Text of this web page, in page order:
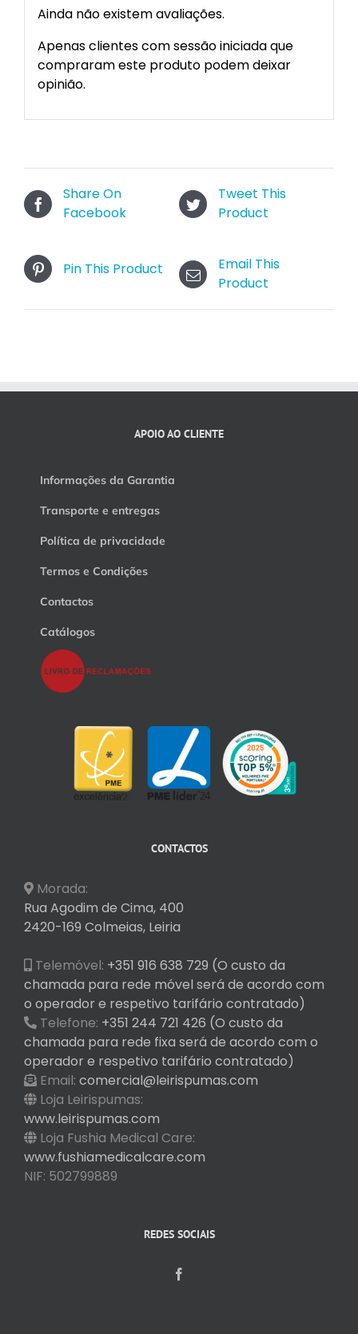
Ainda não existem avaliações.
Apenas clientes com sessão iniciada que
compraram este produto podem deixar
opinião.
Share On
Facebook
Tweet This
Product
Pin This Product
Email This
Product
APOIO AO CLIENTE
Informações da Garantia
Transporte e entregas
Política de privacidade
Termos e Condições
Contactos
Catálogos
CONTACTOS
Morada:
Rua Agodim de Cima, 400
2420-169 Colmeias, Leiria
Telemóvel: +351 916 638 729 (O custo da
chamada para rede móvel será de acordo com
o operador e respetivo tarifário contratado)
Telefone: +351 244 721 426 (O custo da
chamada para rede fixa será de acordo com o
operador e respetivo tarifário contratado)
Email: comercial@leirispumas.com
Loja Leirispumas:
www.leirispumas.com
Loja Fushia Medical Care:
www.fushiamedicalcare.com
NIF: 502799889
REDES SOCIAIS